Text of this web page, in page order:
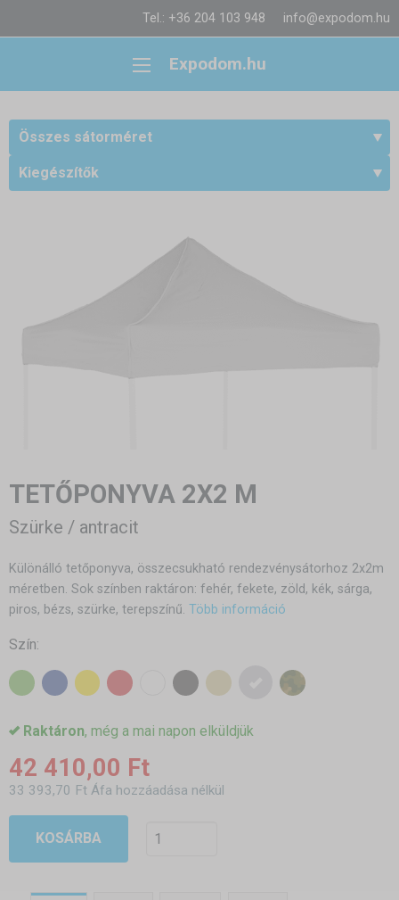
Tel.: +36 204 103 948 info@expodom.hu
Expodom.hu
Összes sátorméret
Kiegészítők
TETŐPONYVA 2X2 M
Szürke / antracit
Különálló tetőponyva, összecsukható rendezvénysátorhoz 2x2m
méretben. Sok színben raktáron: fehér, fekete, zöld, kék, sárga,
piros, bézs, szürke, terepszínű. Több információ
Szín:
Raktáron, még a mai napon elküldjük
42 410,00 Ft
33 393,70 Ft Áfa hozzáadása nélkül
KOSÁRBA